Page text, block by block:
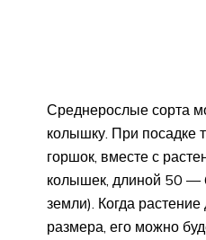
Среднерослые сорта
колышку. При посадке
горшок, вместе с
колышек, длиной 50 —
земли). Когда растение
размера, его можно